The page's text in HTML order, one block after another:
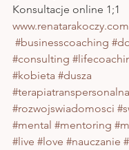
Konsultacje online 1;1
www.renatarakoczy.com
#businesscoaching
#consulting
#kobieta #dusza
#terapiatranspersonalna
#rozwojswiadomosci
#mental #mentoring
#live #love #nauczanie